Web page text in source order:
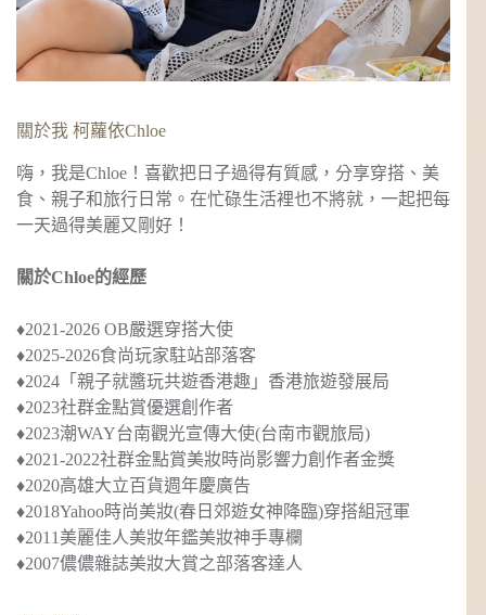
關於我 柯蘿依Chloe
嗨，我是Chloe！喜歡把日子過得有質感，分享穿搭、美
食、親子和旅行日常。在忙碌生活裡也不將就，一起把每
一天過得美麗又剛好！
關於Chloe的經歷
♦︎2021-2026 OB嚴選穿搭大使
♦︎2025-2026食尚玩家駐站部落客
♦︎2024 「親子就醬玩共遊香港趣」 香港旅遊發展局
♦︎2023社群金點賞優選創作者
♦︎2023潮WAY台南觀光宣傳大使(台南市觀旅局)
♦︎2021-2022社群金點賞美妝時尚影響力創作者金獎
♦︎2020高雄大立百貨週年慶廣告
♦︎2018Yahoo時尚美妝(春日郊遊女神降臨)穿搭組冠軍
♦︎2011美麗佳人美妝年鑑美妝神手專欄
♦︎2007儂儂雜誌美妝大賞之部落客達人